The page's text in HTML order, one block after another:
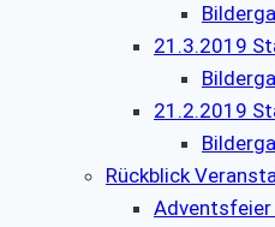
21.3.2019
21.2.2019
Rückblick